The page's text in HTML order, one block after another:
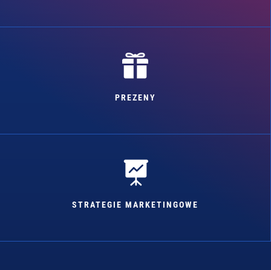

PREZENY

STRATEGIE MARKETINGOWE